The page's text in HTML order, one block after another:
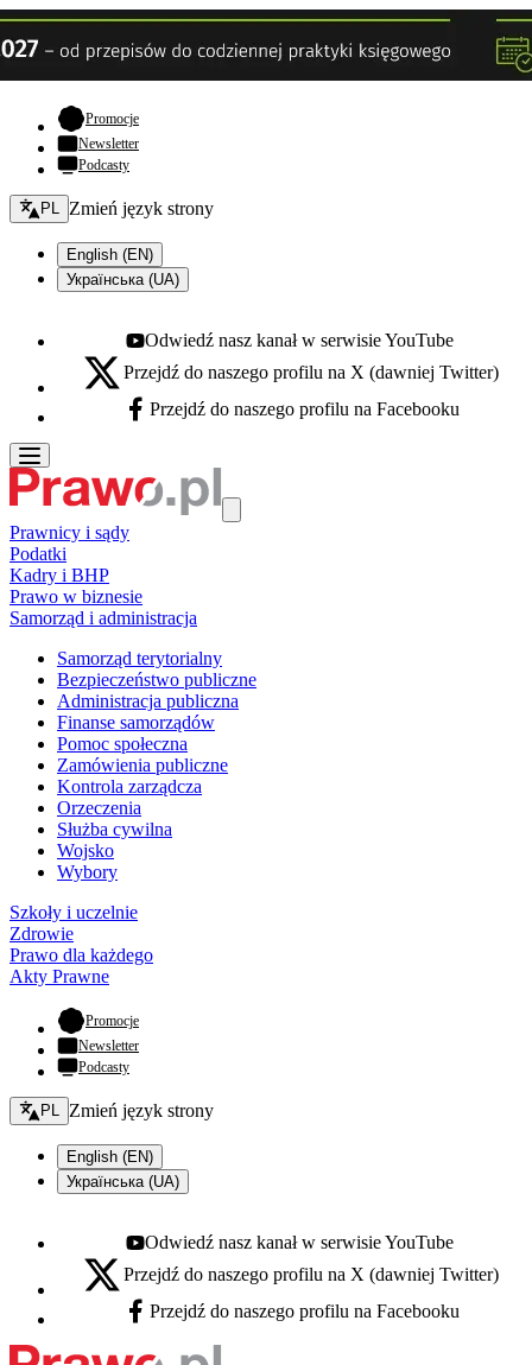
Promocje- otwiera się w nowej karcie
Newsletter
Podcasty
Zmień język - bieżący:
PL Zmień język strony
English (EN)
Українська (UA)
Youtube - otwiera się w nowej karcie
Odwiedź nasz kanał w serwisie YouTube
X - otwiera się w nowej karcie
Przejdź do naszego profilu na X (dawniej Twitter)
Facebook - otwiera się w nowej karcie
Przejdź do naszego profilu na Facebooku
Prawnicy i sądy
Podatki
Kadry i BHP
Prawo w biznesie
Samorząd i administracja
Samorząd terytorialny
Bezpieczeństwo publiczne
Administracja publiczna
Finanse samorządów
Pomoc społeczna
Zamówienia publiczne
Kontrola zarządcza
Orzeczenia
Służba cywilna
Wojsko
Wybory
Szkoły i uczelnie
Zdrowie
Prawo dla każdego
Akty Prawne
Promocje- otwiera się w nowej karcie
Newsletter
Podcasty
Zmień język - bieżący:
PL Zmień język strony
English (EN)
Українська (UA)
Youtube - otwiera się w nowej karcie
Odwiedź nasz kanał w serwisie YouTube
X - otwiera się w nowej karcie
Przejdź do naszego profilu na X (dawniej Twitter)
Facebook - otwiera się w nowej karcie
Przejdź do naszego profilu na Facebooku